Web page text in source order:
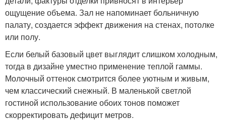
ощущение объема. Зал не напоминает больничную
палату, создается эффект движения на стенах, потолке
или полу.
Если белый базовый цвет выглядит слишком холодным,
тогда в дизайне уместно применение теплой гаммы.
Молочный оттенок смотрится более уютным и живым,
чем классический снежный. В маленькой светлой
гостиной использование обоих тонов поможет
скорректировать дефицит метров.